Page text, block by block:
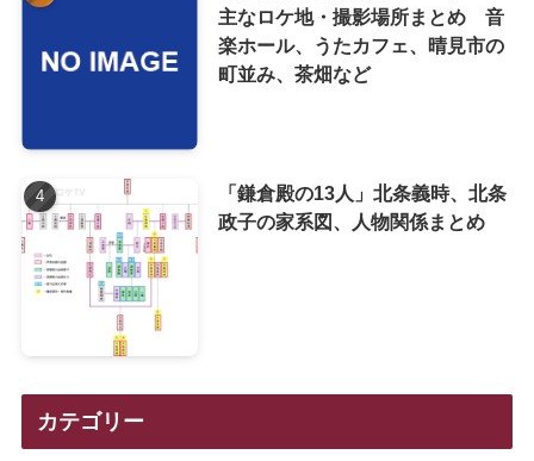
主なロケ地・撮影場所まとめ 音
楽ホール、うたカフェ、晴見市の
町並み、茶畑など
「鎌倉殿の13人」北条義時、北条
政子の家系図、人物関係まとめ
カテゴリー